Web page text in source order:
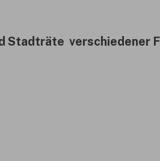
Stadträte verschiedener